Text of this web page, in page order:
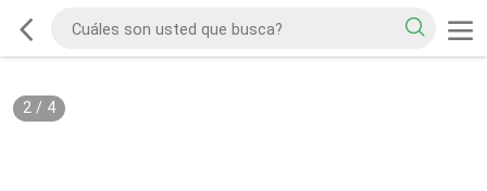
2/ 4